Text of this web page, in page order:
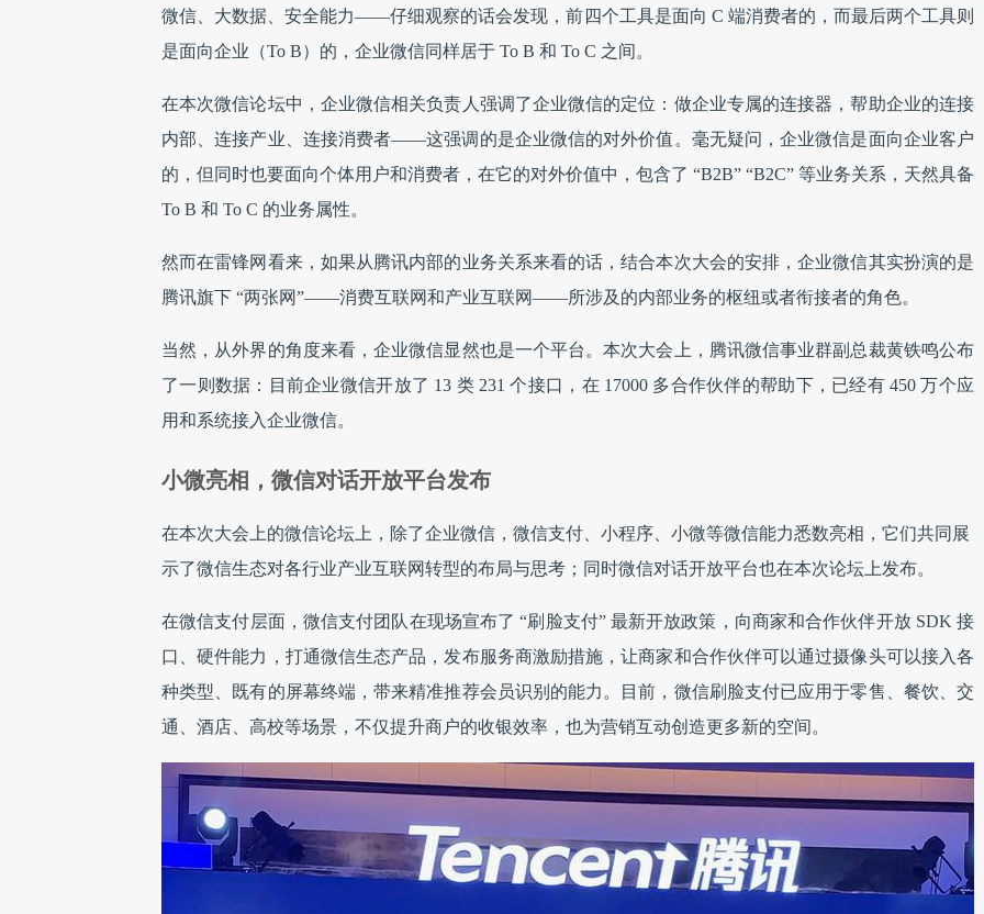
微信、大数据、安全能力——仔细观察的话会发现，前四个工具是面向 C 端消费者的，而最后两个工具则
是面向企业（To B）的，企业微信同样居于 To B 和 To C 之间。
在本次微信论坛中，企业微信相关负责人强调了企业微信的定位：做企业专属的连接器，帮助企业的连接
内部、连接产业、连接消费者——这强调的是企业微信的对外价值。毫无疑问，企业微信是面向企业客户
的，但同时也要面向个体用户和消费者，在它的对外价值中，包含了 “B2B” “B2C” 等业务关系，天然具备
To B 和 To C 的业务属性。
然而在雷锋网看来，如果从腾讯内部的业务关系来看的话，结合本次大会的安排，企业微信其实扮演的是
腾讯旗下 “两张网”——消费互联网和产业互联网——所涉及的内部业务的枢纽或者衔接者的角色。
当然，从外界的角度来看，企业微信显然也是一个平台。本次大会上，腾讯微信事业群副总裁黄铁鸣公布
了一则数据：目前企业微信开放了 13 类 231 个接口，在 17000 多合作伙伴的帮助下，已经有 450 万个应
用和系统接入企业微信。
小微亮相，微信对话开放平台发布
在本次大会上的微信论坛上，除了企业微信，微信支付、小程序、小微等微信能力悉数亮相，它们共同展
示了微信生态对各行业产业互联网转型的布局与思考；同时微信对话开放平台也在本次论坛上发布。
在微信支付层面，微信支付团队在现场宣布了 “刷脸支付” 最新开放政策，向商家和合作伙伴开放 SDK 接
口、硬件能力，打通微信生态产品，发布服务商激励措施，让商家和合作伙伴可以通过摄像头可以接入各
种类型、既有的屏幕终端，带来精准推荐会员识别的能力。目前，微信刷脸支付已应用于零售、餐饮、交
通、酒店、高校等场景，不仅提升商户的收银效率，也为营销互动创造更多新的空间。